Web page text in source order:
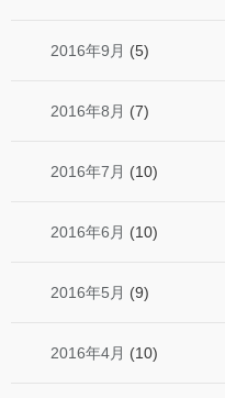
2016年9月 (5)
2016年8月 (7)
2016年7月 (10)
2016年6月 (10)
2016年5月 (9)
2016年4月 (10)